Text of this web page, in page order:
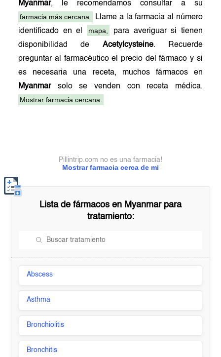
Myanmar, le recomendamos consultar a su
farmacia más cercana.
Llame a la farmacia al número
identificado en el
mapa,
para averiguar si tienen
disponibilidad de Acetylcysteine. Recuerde
preguntar al farmacéutico el precio del fármaco y si
es necesaria una receta, muchos fármacos en
Myanmarsolo se venden con receta médica.
Mostrar farmacia cercana.
Mostrar farmacia cerca de mi
Pillintrip.com no es una farmacia!
Lista de fármacos en Myanmarpara
tratamiento:
Abscess
Asthma
Bronchiolitis
Bronchitis